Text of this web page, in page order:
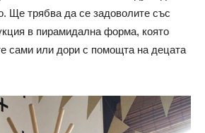
Ще трябва да се задоволите със
в пирамидална форма, която
сами или дори с помощта на децата